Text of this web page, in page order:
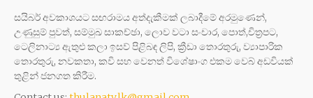
සයිබර් අවකාශයට සඟරාමය අත්දැකීමක් ලබාදීමේ අරමුණෙන්,
උණුසුම් පුවත්, සම්මුඛ සාකච්ඡා, ලොව වටා සංචාර, පොත්,චිත්‍රපට,
ටෙලිනාට්‍ය ඇතුළු කලා ඉසව් පිළිබඳ ලිපි, ක්‍රීඩා තොරතුරු, ව්‍යාපාරික
තොරතුරු, නවකතා, කවි සහ වෙනත් විශේෂාංග එකම වෙබ් අඩවියක්
තුළින් ජනගත කිරීම.